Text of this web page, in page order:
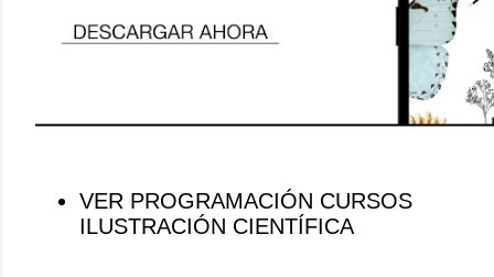
VER PROGRAMACIÓN CURSOS
ILUSTRACIÓN CIENTÍFICA